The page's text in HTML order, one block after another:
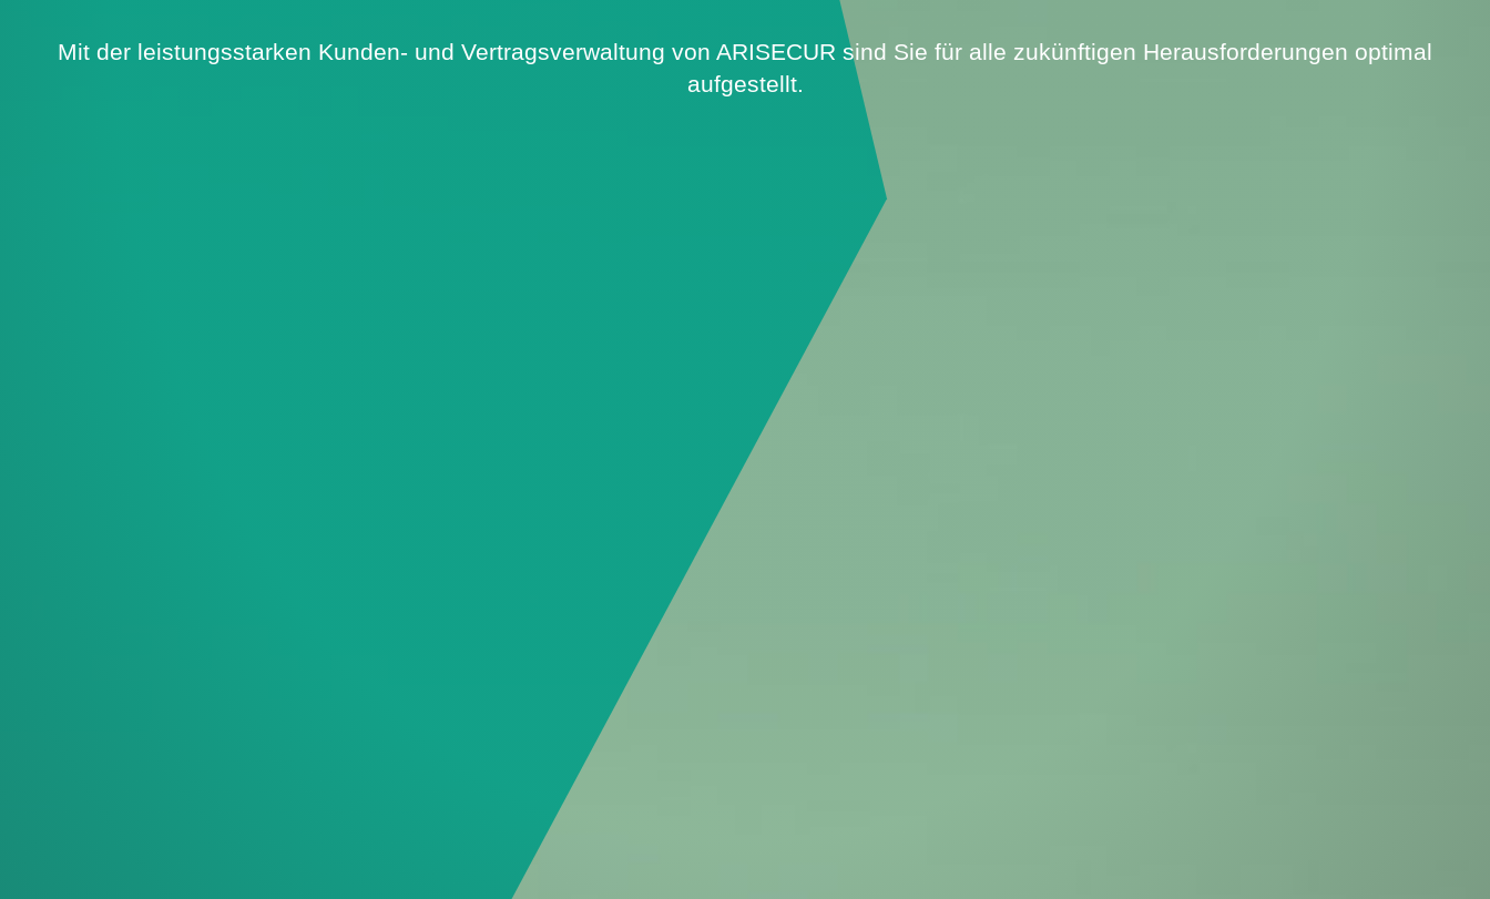
Mit der leistungsstarken Kunden- und Vertragsverwaltung von ARISECUR sind Sie für alle zukünftigen Herausforderungen optimal
aufgestellt.